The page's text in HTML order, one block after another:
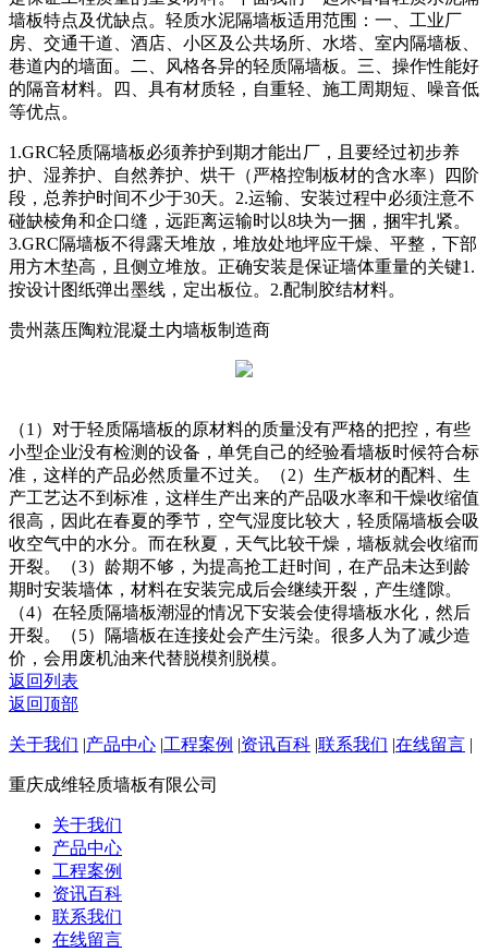
墙板特点及优缺点。轻质水泥隔墙板适用范围：一、工业厂
房、交通干道、酒店、小区及公共场所、水塔、室内隔墙板、
巷道内的墙面。二、风格各异的轻质隔墙板。三、操作性能好
的隔音材料。四、具有材质轻，自重轻、施工周期短、噪音低
等优点。
1.GRC轻质隔墙板必须养护到期才能出厂，且要经过初步养
护、湿养护、自然养护、烘干（严格控制板材的含水率）四阶
段，总养护时间不少于30天。2.运输、安装过程中必须注意不
碰缺棱角和企口缝，远距离运输时以8块为一捆，捆牢扎紧。
3.GRC隔墙板不得露天堆放，堆放处地坪应干燥、平整，下部
用方木垫高，且侧立堆放。正确安装是保证墙体重量的关键1.
按设计图纸弹出墨线，定出板位。2.配制胶结材料。
贵州蒸压陶粒混凝土内墙板制造商
（1）对于轻质隔墙板的原材料的质量没有严格的把控，有些
小型企业没有检测的设备，单凭自己的经验看墙板时候符合标
准，这样的产品必然质量不过关。（2）生产板材的配料、生
产工艺达不到标准，这样生产出来的产品吸水率和干燥收缩值
很高，因此在春夏的季节，空气湿度比较大，轻质隔墙板会吸
收空气中的水分。而在秋夏，天气比较干燥，墙板就会收缩而
开裂。（3）龄期不够，为提高抢工赶时间，在产品未达到龄
期时安装墙体，材料在安装完成后会继续开裂，产生缝隙。
（4）在轻质隔墙板潮湿的情况下安装会使得墙板水化，然后
开裂。（5）隔墙板在连接处会产生污染。很多人为了减少造
价，会用废机油来代替脱模剂脱模。
返回列表
返回顶部
关于我们 |产品中心 |工程案例 |资讯百科 |联系我们 |在线留言 |
重庆成维轻质墙板有限公司
关于我们
产品中心
工程案例
资讯百科
联系我们
在线留言